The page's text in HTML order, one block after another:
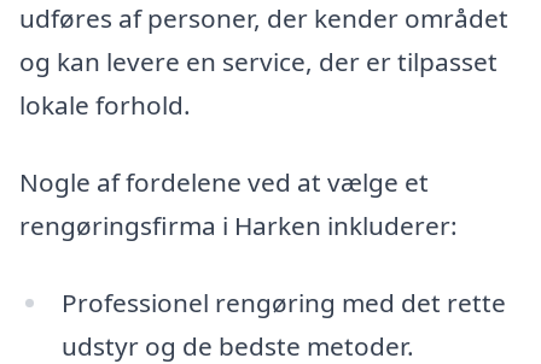
udføres af personer, der kender området
og kan levere en service, der er tilpasset
lokale forhold.
Nogle af fordelene ved at vælge et
rengøringsfirma i Harken inkluderer:
Professionel rengøring med det rette
udstyr og de bedste metoder.